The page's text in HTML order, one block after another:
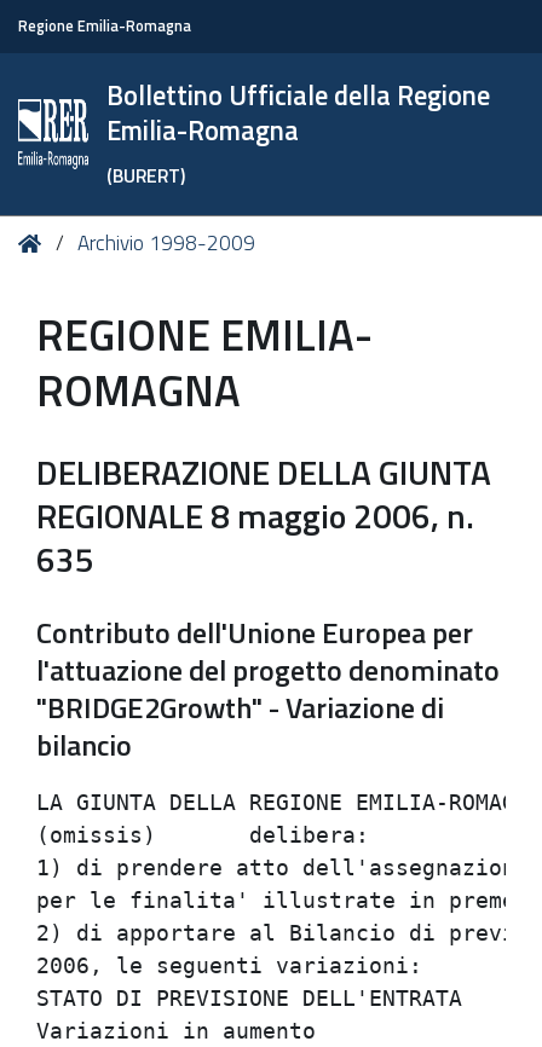
Regione Emilia-Romagna
Bollettino Ufficiale della Regione
Emilia-Romagna
(BURERT)
Tu HomeArchivio 1998-2009
REGIONE EMILIA-
ROMAGNA
DELIBERAZIONE DELLA GIUNTA
REGIONALE 8 maggio 2006, n.
635
Contributo dell'Unione Europea per
l'attuazione del progetto denominato
"BRIDGE2Growth" - Variazione di
bilancio
LA GIUNTA DELLA REGIONE EMILIA-ROMAGNA
(omissis)	delibera:
1) di prendere atto dell'assegnazione
per le finalita' illustrate in
2) di apportare al Bilancio di
2006, le seguenti variazioni:
STATO DI PREVISIONE DELL'ENTRATA
Variazioni in aumento